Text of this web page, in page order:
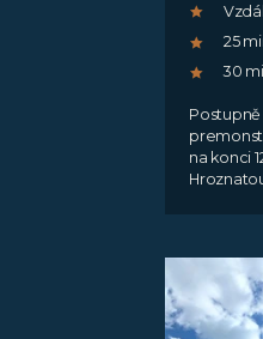
25
30
na konci